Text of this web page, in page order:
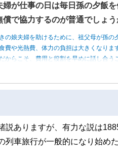
婦が仕事の日は毎日孫の夕飯
償で協力するのが普通でしょう
の娘夫婦を助けるために、祖父母が孫
費や光熱費、体力の負担は大きくなり
からこそ、費用と役割を早めに話し合う
説ありますが、有力な説は
列車旅行が一般的になり始め